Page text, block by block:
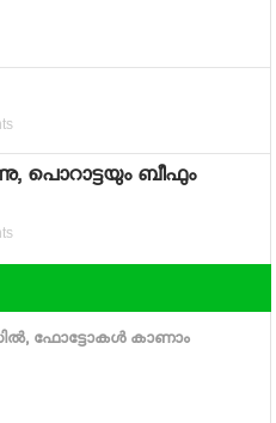
പൊറാട്ടയും ബീഫും
ഫോട്ടോകള്‍ കാണാം